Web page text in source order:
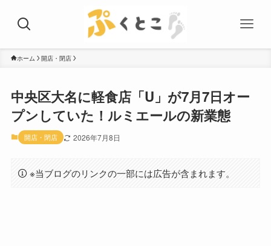
ホーム 開店・閉店
中央区大名に軽食店「U」が7月7日オー
プンしていた！ルミエールの新業態
開店・閉店 2026年7月8日
※当ブログのリンクの一部には広告が含まれます。